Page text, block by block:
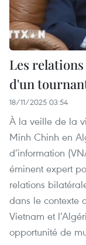
Les
d'un
18/11/2025 03:54
À la veille de la
Minh Chinh en
d’information
éminent expert
relations
dans le contexte
Vietnam et
opportunité de